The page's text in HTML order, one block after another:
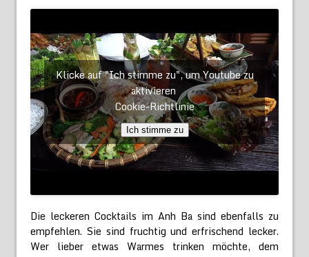
Klicke auf "Ich stimme zu", um Youtube zu
aktivieren
Cookie-Richtlinie
Ich stimme zu
Die leckeren Cocktails im Anh Ba sind ebenfalls zu
empfehlen. Sie sind fruchtig und erfrischend lecker.
Wer lieber etwas Warmes trinken möchte, dem